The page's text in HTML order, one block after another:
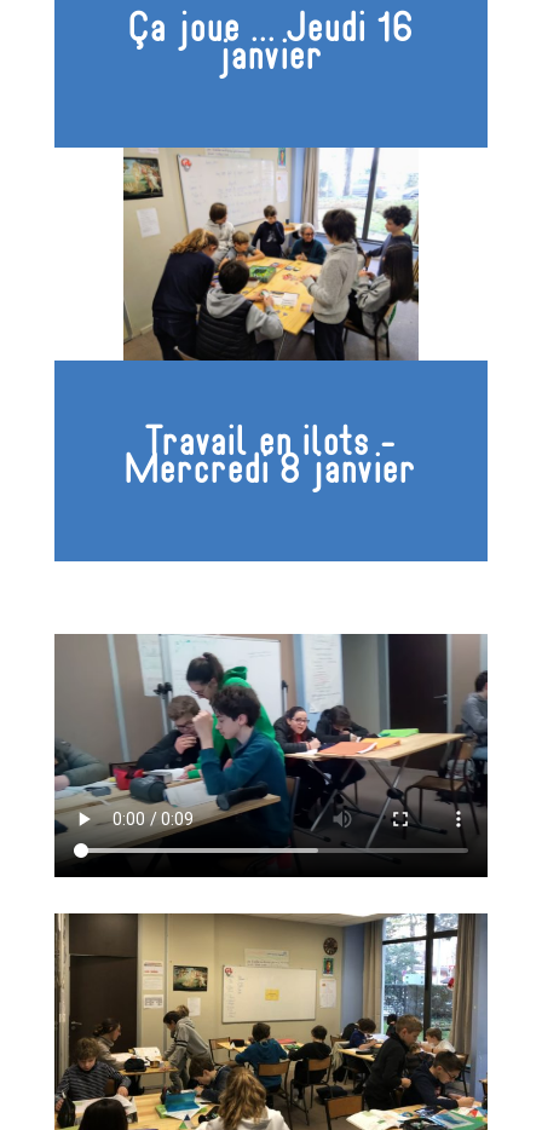
Ça joue ... Jeudi 16
janvier
Travail en ilots -
Mercredi 8 janvier